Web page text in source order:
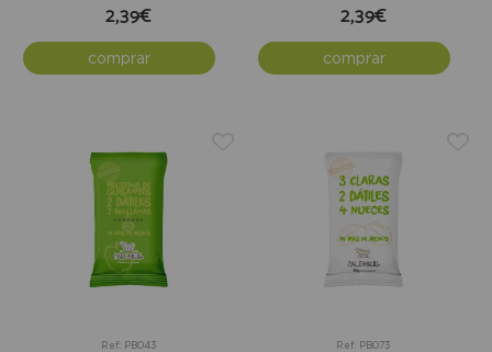
2,39€
comprar
2,39€
comprar
Ref: PB043 Ref: PB073